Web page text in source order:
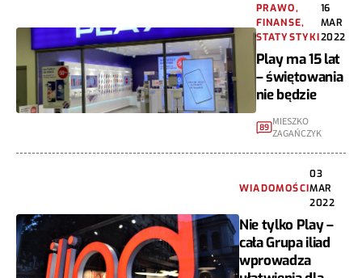
PRAWO,
FINANSE,
STATYSTYKI
16
MAR
2022
Play ma 15 lat
– świętowania
nie będzie
89 MIESZKO
ZAGAŃCZYK
WIADOMOŚCI
03
MAR
2022
Nie tylko Play –
cała Grupa iliad
wprowadza